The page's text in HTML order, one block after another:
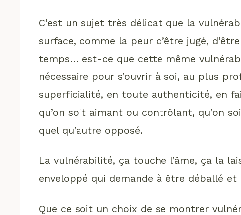
C’est un sujet très délicat que la
surface, comme la peur d’être jugé,
temps… est-ce que cette même
nécessaire pour s’ouvrir à soi, au plus
superficialité, en toute authenticité, en
qu’on soit aimant ou contrôlant, qu’on
quel qu’autre opposé.
La vulnérabilité, ça touche l’âme, ça la
enveloppé qui demande à être déballé et
Que ce soit un choix de se montrer